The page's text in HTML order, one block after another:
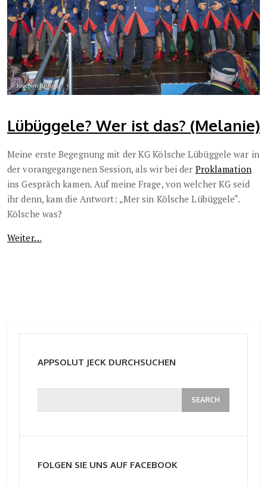
Lübüggele? Wer ist das? (Melanie)
Meine erste Begegnung mit der KG Kölsche Lübüggele war in
der vorangegangenen Session, als wir bei der Proklamation
ins Gespräch kamen. Auf meine Frage, von welcher KG seid
ihr denn, kam die Antwort: „Mer sin Kölsche Lübüggele“.
Kölsche was?
Weiter…
APPSOLUT JECK DURCHSUCHEN
FOLGEN SIE UNS AUF FACEBOOK